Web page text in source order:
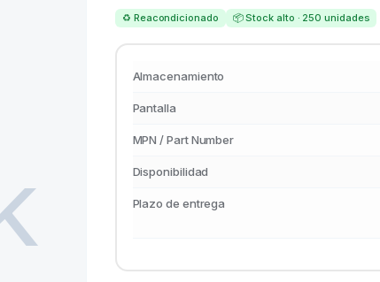
♻️ Reacondicionado 📦 Stock alto · 250 unidades
Almacenamiento
Pantalla
MPN / Part Number
Disponibilidad
Plazo de entrega